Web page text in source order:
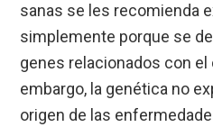
sanas se les recomienda
simplemente porque se
genes relacionados con el
embargo, la genética no
origen de las